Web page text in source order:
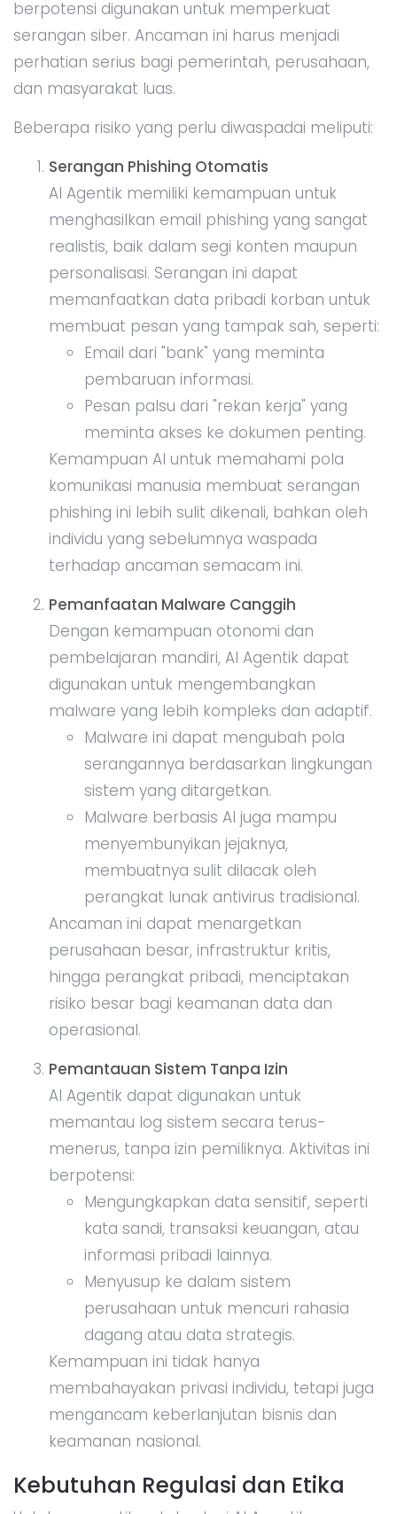
berpotensi digunakan untuk memperkuat
serangan siber. Ancaman ini harus menjadi
perhatian serius bagi pemerintah, perusahaan,
dan masyarakat luas.
Beberapa risiko yang perlu diwaspadai meliputi:
Serangan Phishing Otomatis
AI Agentik memiliki kemampuan untuk
menghasilkan email phishing yang sangat
realistis, baik dalam segi konten maupun
personalisasi. Serangan ini dapat
memanfaatkan data pribadi korban untuk
membuat pesan yang tampak sah, seperti:
Email dari "bank" yang meminta
pembaruan informasi.
Pesan palsu dari "rekan kerja" yang
meminta akses ke dokumen penting.
Kemampuan AI untuk memahami pola
komunikasi manusia membuat serangan
phishing ini lebih sulit dikenali, bahkan oleh
individu yang sebelumnya waspada
terhadap ancaman semacam ini.
Pemanfaatan Malware Canggih
Dengan kemampuan otonomi dan
pembelajaran mandiri, AI Agentik dapat
digunakan untuk mengembangkan
malware yang lebih kompleks dan adaptif.
Malware ini dapat mengubah pola
serangannya berdasarkan lingkungan
sistem yang ditargetkan.
Malware berbasis AI juga mampu
menyembunyikan jejaknya,
membuatnya sulit dilacak oleh
perangkat lunak antivirus tradisional.
Ancaman ini dapat menargetkan
perusahaan besar, infrastruktur kritis,
hingga perangkat pribadi, menciptakan
risiko besar bagi keamanan data dan
operasional.
Pemantauan Sistem Tanpa Izin
AI Agentik dapat digunakan untuk
memantau log sistem secara terus-
menerus, tanpa izin pemiliknya. Aktivitas ini
berpotensi:
Mengungkapkan data sensitif, seperti
kata sandi, transaksi keuangan, atau
informasi pribadi lainnya.
Menyusup ke dalam sistem
perusahaan untuk mencuri rahasia
dagang atau data strategis.
Kemampuan ini tidak hanya
membahayakan privasi individu, tetapi juga
mengancam keberlanjutan bisnis dan
keamanan nasional.
Kebutuhan Regulasi dan Etika